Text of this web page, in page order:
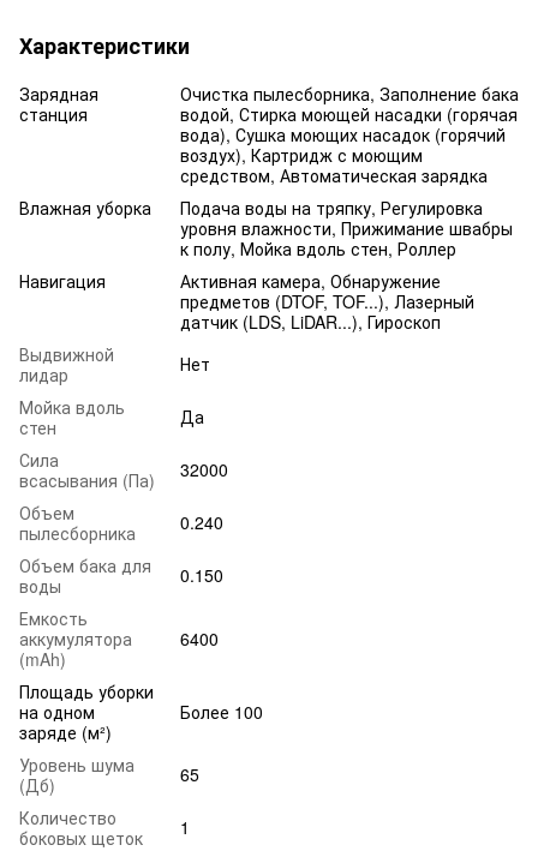
Характеристики
Зарядная
станция
Очистка пылесборника, Заполнение бака
водой, Стирка моющей насадки (горячая
вода), Сушка моющих насадок (горячий
воздух), Картридж с моющим
средством, Автоматическая зарядка
Влажная уборка
Подача воды на тряпку, Регулировка
уровня влажности, Прижимание швабры
к полу, Мойка вдоль стен, Роллер
Навигация
Активная камера, Обнаружение
предметов (DTOF, TOF...), Лазерный
датчик (LDS, LiDAR...), Гироскоп
Выдвижной
лидар
Нет
Мойка вдоль
стен
Да
Сила
всасывания (Па)
32000
Объем
пылесборника
0.240
Объем бака для
воды
0.150
Емкость
аккумулятора
(mAh)
6400
Площадь уборки
на одном
заряде (м²)
Более 100
Уровень шума
(Дб)
65
Количество
боковых щеток
1